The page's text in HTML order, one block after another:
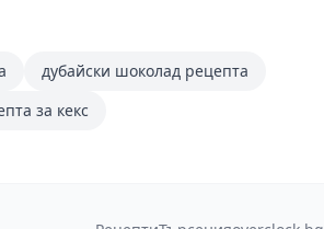
дубайски шоколад рецепта
за кекс